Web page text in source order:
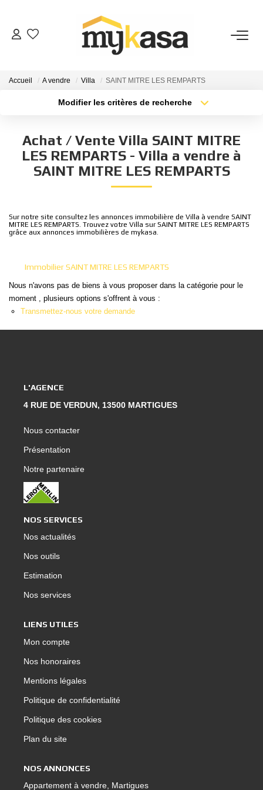
VENTES
PARRAINAGE
Qui Sommes-Nous
Nous Rejoindre
Nos Actualités
Nos Témoignages
Accueil A vendre Villa SAINT MITRE LES REMPARTS
Modifier les critères de recherche
Sélectionnez...
Type de bien
Surface min
Achat / Vente Villa SAINT MITRE
LES REMPARTS - Villa a vendre à
SAINT MITRE LES REMPARTS
Sur notre site consultez les annonces immobilière de Villa à vendre SAINT
MITRE LES REMPARTS. Trouvez votre Villa sur SAINT MITRE LES REMPARTS
grâce aux annonces immobilières de mykasa.
Immobilier SAINT MITRE LES REMPARTS
Nous n'avons pas de biens à vous proposer dans la catégorie pour le
moment , plusieurs options s'offrent à vous :
Transmettez-nous votre demande
L'AGENCE
4 RUE DE VERDUN, 13500 MARTIGUES
Nous contacter
Présentation
Notre partenaire
NOS SERVICES
Nos actualités
Nos outils
Estimation
Nos services
LIENS UTILES
Mon compte
Nos honoraires
Mentions légales
Politique de confidentialité
Politique des cookies
Plan du site
NOS ANNONCES
Appartement à vendre, Martigues